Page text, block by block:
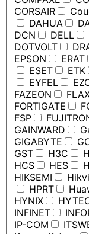
CORSAIR
DAHUA
DCN
DELL
DOTVOLT
EPSON
ERAT
ESET
ETK
EYFEL
FAZEON
FORTIGATE
FSP
GAINWARD
GIGABYTE
GST
H3C
HCS
HES
HIKSEMI
HPRT
HYNIX
INFINET
IP-COM